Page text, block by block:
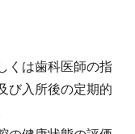
くは歯科医師の指
び入所後の定期的